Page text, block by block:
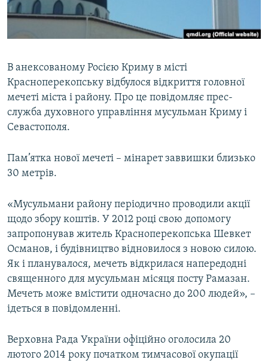
ВІДЕОУРОКИ «ELIFBE»
Русский
Qırımtatar
Усі сайти RFE/RL
В анексованому Росією Криму в місті
Красноперекопську відбулося відкриття головної
мечеті міста і району. Про це повідомляє прес-
служба духовного управління мусульман Криму і
Севастополя.
Пам’ятка нової мечеті – мінарет заввишки близько
30 метрів.
«Мусульмани району періодично проводили акції
щодо збору коштів. У 2012 році свою допомогу
запропонував житель Красноперекопська Шевкет
Османов, і будівництво відновилося з новою силою.
Як і планувалося, мечеть відкрилася напередодні
священного для мусульман місяця посту Рамазан.
Мечеть може вмістити одночасно до 200 людей», –
ідеться в повідомленні.
Верховна Рада України офіційно оголосила 20
лютого 2014 року початком тимчасової окупації